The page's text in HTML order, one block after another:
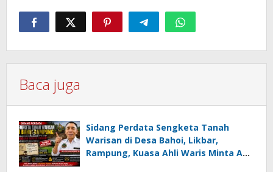
Baca juga
Sidang Perdata Sengketa Tanah
Warisan di Desa Bahoi, Likbar,
Rampung, Kuasa Ahli Waris Minta APH